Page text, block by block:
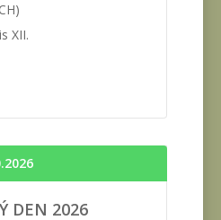
XII.
DEN 2026